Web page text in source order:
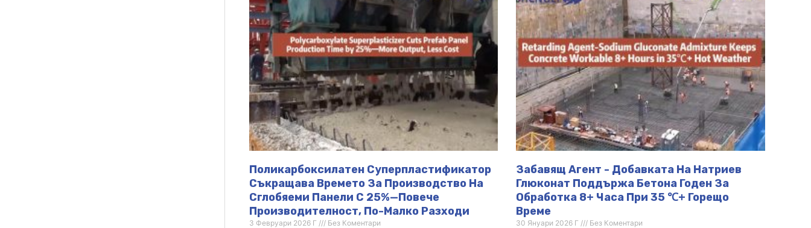
Поликарбоксилатен Суперпластификатор
Съкращава Времето За Производство На
Сглобяеми Панели С 25%—Повече
Производителност, По-Малко Разходи
3 Февруари 2026 Г Без Коментари
Забавящ Агент - Добавката На Натриев
Глюконат Поддържа Бетона Годен За
Обработка 8+ Часа При 35 ℃+ Горещо
Време
30 Януари 2026 Г Без Коментари